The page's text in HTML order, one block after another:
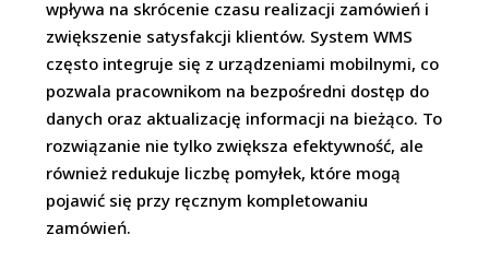
wpływa na skrócenie czasu realizacji zamówień i
zwiększenie satysfakcji klientów. System WMS
często integruje się z urządzeniami mobilnymi, co
pozwala pracownikom na bezpośredni dostęp do
danych oraz aktualizację informacji na bieżąco. To
rozwiązanie nie tylko zwiększa efektywność, ale
również redukuje liczbę pomyłek, które mogą
pojawić się przy ręcznym kompletowaniu
zamówień.